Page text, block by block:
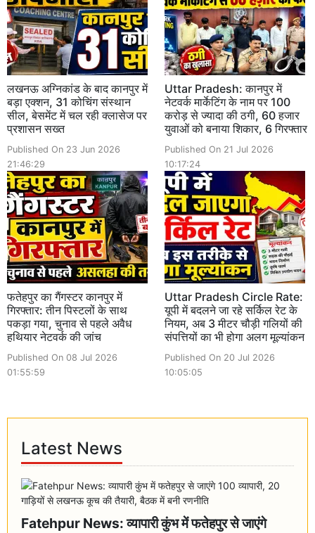
लखनऊ अग्निकांड के बाद कानपुर में
बड़ा एक्शन, 31 कोचिंग संस्थान
सील, बेसमेंट में चल रही क्लासेज पर
प्रशासन सख्त
Published On 23 Jun 2026
21:46:29
Uttar Pradesh: कानपुर में
नेटवर्क मार्केटिंग के नाम पर 100
करोड़ से ज्यादा की ठगी, 60 हजार
युवाओं को बनाया शिकार, 6 गिरफ्तार
Published On 21 Jul 2026
10:17:24
फतेहपुर का गैंगस्टर कानपुर में
गिरफ्तार: तीन पिस्टलों के साथ
पकड़ा गया, चुनाव से पहले अवैध
हथियार नेटवर्क की जांच
Published On 08 Jul 2026
01:55:59
Uttar Pradesh Circle Rate:
यूपी में बदलने जा रहे सर्किल रेट के
नियम, अब 3 मीटर चौड़ी गलियों की
संपत्तियों का भी होगा अलग मूल्यांकन
Published On 20 Jul 2026
10:05:05
Latest News
Fatehpur News: व्यापारी कुंभ में फतेहपुर से जाएंगे